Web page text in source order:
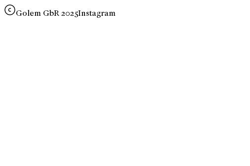
Golem GbR 2025Instagram